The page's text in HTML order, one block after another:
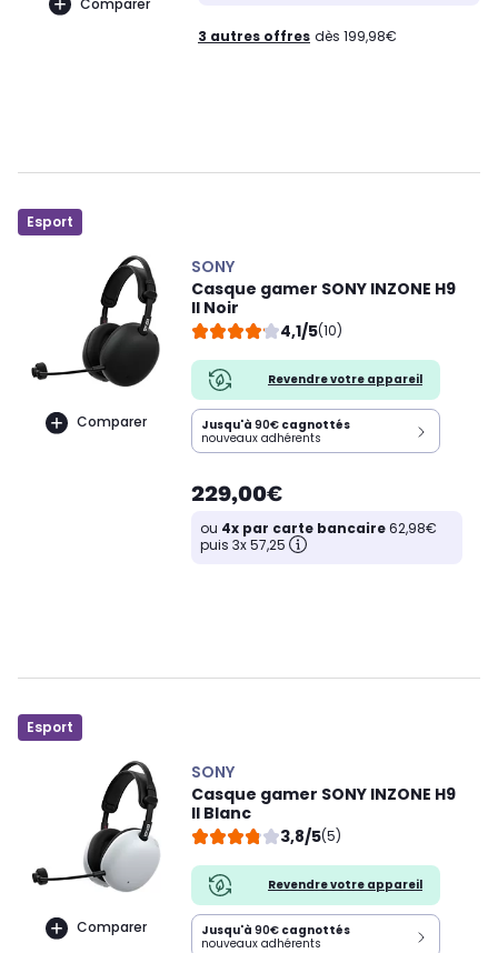
3 autres offres dès 199,98€
Esport
Comparer
SONY
Casque gamer SONY INZONE H9
II Noir
4,1/5(10)
Revendre votre appareil
Jusqu'à 90€ cagnottés
nouveaux adhérents
229,00€
ou 4x par carte bancaire62,98€
puis 3x 57,25
Esport
Comparer
SONY
Casque gamer SONY INZONE H9
II Blanc
3,8/5(5)
Revendre votre appareil
Jusqu'à 90€ cagnottés
nouveaux adhérents